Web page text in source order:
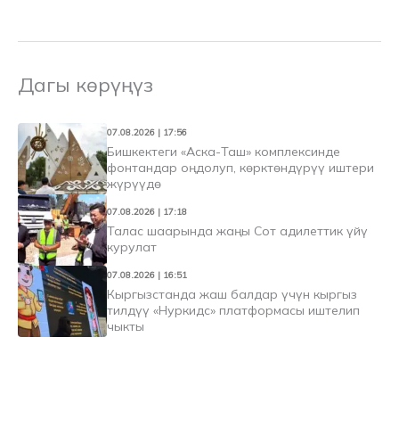
Дагы көрүңүз
07.08.2026 | 17:56
Бишкектеги «Аска-Таш» комплексинде
фонтандар оңдолуп, көрктөндүрүү иштери
жүрүүдө
07.08.2026 | 17:18
Талас шаарында жаңы Сот адилеттик үйү
курулат
07.08.2026 | 16:51
Кыргызстанда жаш балдар үчүн кыргыз
тилдүү «Нуркидс» платформасы иштелип
чыкты